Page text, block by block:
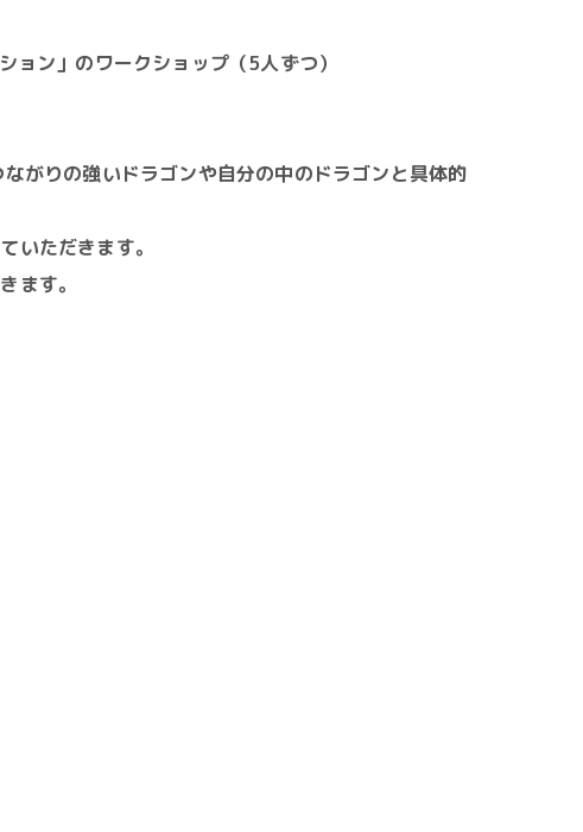
ン」のワークショップ（5人ずつ）
がりの強いドラゴンや自分の中のドラゴンと具体的
いただきます。
ます。